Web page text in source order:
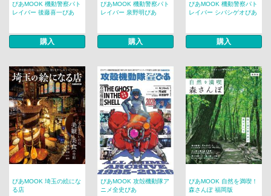
ぴあMOOK 機動警察パト
レイバー 後藤喜一ぴあ
購入
ぴあMOOK 機動警察パト
レイバー 泉野明ぴあ
購入
ぴあMOOK 機動警察パト
レイバー シバシゲオぴあ
購入
ぴあMOOK 埼玉の絵にな
る店
ぴあMOOK 攻殻機動隊ア
ニメ全史ぴあ
ぴあMOOK 自然を満喫！
森さんぽ 福岡版